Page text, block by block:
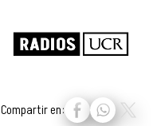
Compartir en: